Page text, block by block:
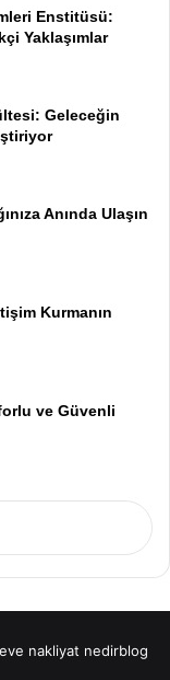
Enstitüsü:
Yaklaşımlar
Geleceğin
Anında Ulaşın
Kurmanın
ve Güvenli
nakliyat nedirblog